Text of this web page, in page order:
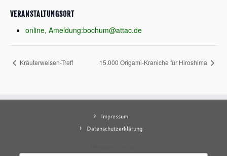
VERANSTALTUNGSORT
online, Ameldung:bochum@attac.de
Kräuterweisen-Treff 15.000 Origami-Kraniche für Hiroshima
Impressum
Datenschutzerklärung